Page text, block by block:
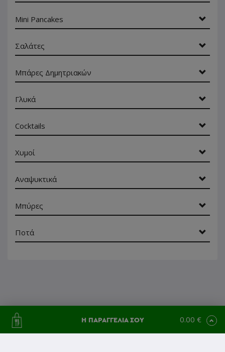
Mini Pancakes
Σαλάτες
Μπάρες Δημητριακών
Γλυκά
Cocktails
Χυμοί
Αναψυκτικά
Μπύρες
Ποτά
Η ΠΑΡΑΓΓΕΛΙΑ ΣΟΥ 0.00 €